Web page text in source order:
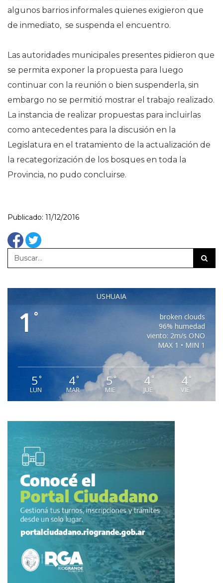
algunos barrios informales quienes exigieron que
de inmediato, se suspenda el encuentro.
Las autoridades municipales presentes pidieron que
se permita exponer la propuesta para luego
continuar con la reunión o bien suspenderla, sin
embargo no se permitió mostrar el trabajo realizado.
La instancia de realizar propuestas para incluirlas
como antecedentes para la discusión en la
Legislatura en el tratamiento de la actualización de
la recategorización de los bosques en toda la
Provincia, no pudo concluirse.
Publicado: 11/12/2016
USHUAIA
1 °
broken clouds
96% humedad
viento: 2m/s ONO
MAX 1 • MIN 1
5°
LUN
4°
MAR
5°
MIE
4°
JUE
4°
VIE